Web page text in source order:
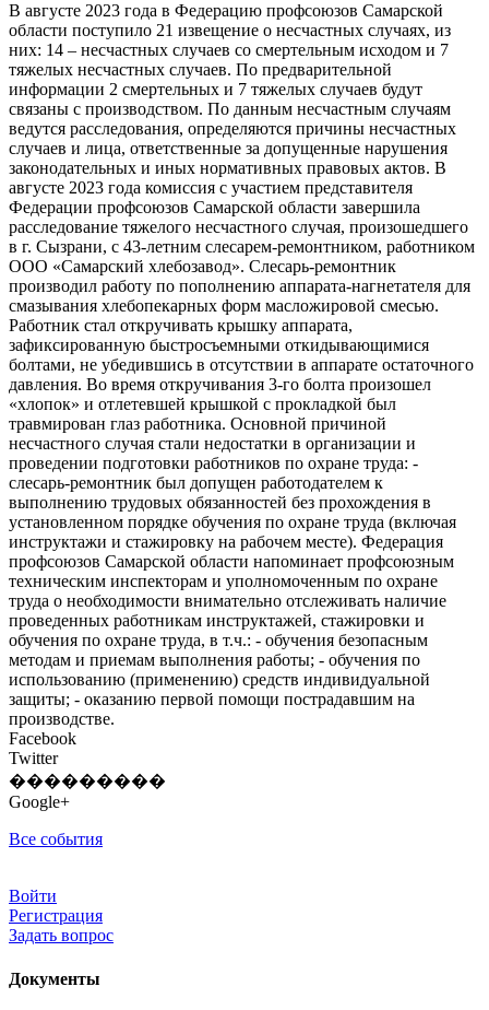
В августе 2023 года в Федерацию профсоюзов Самарской
области поступило 21 извещение о несчастных случаях, из
них: 14 – несчастных случаев со смертельным исходом и 7
тяжелых несчастных случаев. По предварительной
информации 2 смертельных и 7 тяжелых случаев будут
связаны с производством. По данным несчастным случаям
ведутся расследования, определяются причины несчастных
случаев и лица, ответственные за допущенные нарушения
законодательных и иных нормативных правовых актов. В
августе 2023 года комиссия с участием представителя
Федерации профсоюзов Самарской области завершила
расследование тяжелого несчастного случая, произошедшего
в г. Сызрани, с 43-летним слесарем-ремонтником, работником
ООО «Самарский хлебозавод». Слесарь-ремонтник
производил работу по пополнению аппарата-нагнетателя для
смазывания хлебопекарных форм масложировой смесью.
Работник стал откручивать крышку аппарата,
зафиксированную быстросъемными откидывающимися
болтами, не убедившись в отсутствии в аппарате остаточного
давления. Во время откручивания 3-го болта произошел
«хлопок» и отлетевшей крышкой с прокладкой был
травмирован глаз работника. Основной причиной
несчастного случая стали недостатки в организации и
проведении подготовки работников по охране труда: -
слесарь-ремонтник был допущен работодателем к
выполнению трудовых обязанностей без прохождения в
установленном порядке обучения по охране труда (включая
инструктажи и стажировку на рабочем месте). Федерация
профсоюзов Самарской области напоминает профсоюзным
техническим инспекторам и уполномоченным по охране
труда о необходимости внимательно отслеживать наличие
проведенных работникам инструктажей, стажировки и
обучения по охране труда, в т.ч.: - обучения безопасным
методам и приемам выполнения работы; - обучения по
использованию (применению) средств индивидуальной
защиты; - оказанию первой помощи пострадавшим на
производстве.
Facebook
Twitter
���������
Google+
Все события
Войти
Регистрация
Задать вопрос
Документы